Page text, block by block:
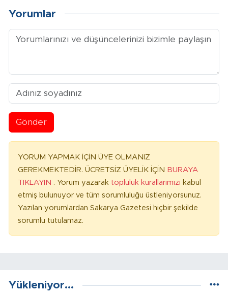
Yorumlar
Gönder
YORUM YAPMAK İÇİN ÜYE OLMANIZ
GEREKMEKTEDİR. ÜCRETSİZ ÜYELİK İÇİN BURAYA
TIKLAYIN . Yorum yazarak topluluk kurallarımızı kabul
etmiş bulunuyor ve tüm sorumluluğu üstleniyorsunuz.
Yazılan yorumlardan Sakarya Gazetesi hiçbir şekilde
sorumlu tutulamaz.
Yükleniyor...